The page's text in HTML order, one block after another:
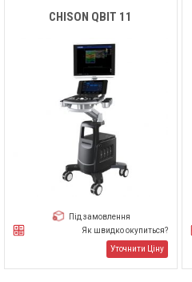
CHISON QBIT 11
Під замовлення
Як швидко окупиться?
Уточнити Ціну